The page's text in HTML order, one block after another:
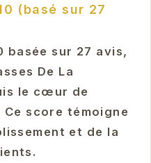
(basé sur 27
basée sur 27 avis,
De La
le cœur de
score témoigne
et de la